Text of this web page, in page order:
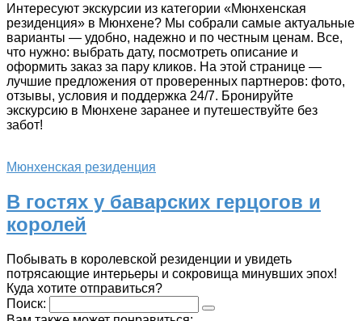
Интересуют экскурсии из категории «Мюнхенская
резиденция» в Мюнхене? Мы собрали самые актуальные
варианты — удобно, надежно и по честным ценам. Все,
что нужно: выбрать дату, посмотреть описание и
оформить заказ за пару кликов. На этой странице —
лучшие предложения от проверенных партнеров: фото,
отзывы, условия и поддержка 24/7. Бронируйте
экскурсию в Мюнхене заранее и путешествуйте без
забот!
Мюнхенская резиденция
В гостях у баварских герцогов и
королей
Побывать в королевской резиденции и увидеть
потрясающие интерьеры и сокровища минувших эпох!
Куда хотите отправиться?
Поиск: